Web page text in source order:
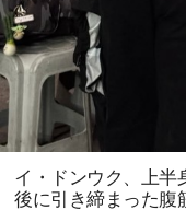
イ・ドンウク、上半
後に引き締まった腹